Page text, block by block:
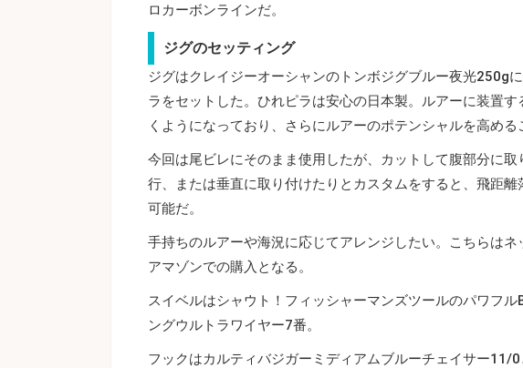
ロカーボンラインだ。
ジグのセッティング
ジグはクレイジーオーシャンのトンボジグブルー夜光250g
ラをセットした。ひれピラは安心の日本製。ルアーに装置
くようになっており、さらにルアーのポテンシャルを高める
今回は尾ビレにそのまま使用したが、カットして腹部分に
行、または垂直に取り付けたりとカスタムをすると、飛距
可能だ。
手持ちのルアーや海況に応じてアレンジしたい。こちらは
アマゾンでの購入となる。
スイベルはシャウト！フィッシャーマンズツールのパワフ
ングウルトラワイヤー7番。
フックはカルティバジガーミディアムブルーチェイサー11/